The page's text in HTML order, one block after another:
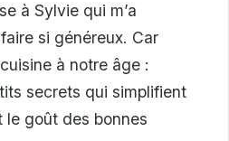
à Sylvie qui m’a
si généreux. Car
à notre âge :
secrets qui simplifient
le goût des bonnes